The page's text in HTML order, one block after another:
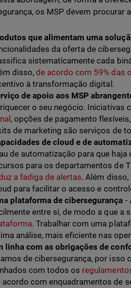
os MSP devem procurar
que alimentam uma
da oferta de
sistematicamente cada
disso,de acordo com 59% das
à transformação digital.
de apoio aos MSP
o seu negócio. Iniciativas
, opções de pagamento
de marketing são serviços de
de cloud e de
de automatização para que
para os departamentos de
a fadiga de alertas. Além
para facilitar o acesso e
plataforma de cibersegurança -
entre si, de modo a que a
. Trabalhar com uma
análise, mais eficiente nas
linha com as obrigações de
de cibersegurança, por isso
com todos os
acordo com enquadramentos de